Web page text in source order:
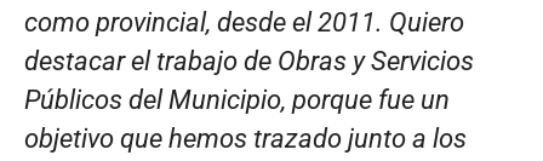
como provincial, desde el 2011. Quiero
destacar el trabajo de Obras y Servicios
Públicos del Municipio, porque fue un
objetivo que hemos trazado junto a los